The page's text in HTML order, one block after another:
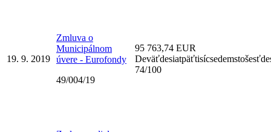
19. 9. 2019
Zmluva o
Municipálnom
úvere - Eurofondy
49/004/19
95 763,74 EUR
74/100